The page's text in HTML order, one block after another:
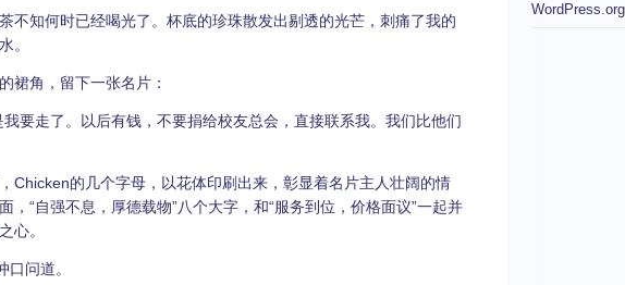
不知何时已经喝光了。杯底的珍珠散发出剔透的光芒，刺痛了我的
。
裙角，留下一张名片：
要走了。以后有钱，不要捐给校友总会，直接联系我。我们比他们
Chicken的几个字母，以花体印刷出来，彰显着名片主人壮阔的情
，“自强不息，厚德载物”八个大字，和“服务到位，价格面议”一起并
心。
口问道。
WordPress.org